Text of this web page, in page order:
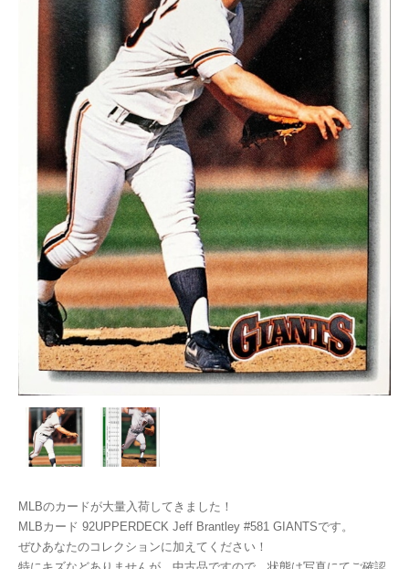
MLBのカードが大量入荷してきました！
MLBカード 92UPPERDECK Jeff Brantley #581 GIANTSです。
ぜひあなたのコレクションに加えてください！